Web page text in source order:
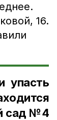
16.
упасть
сад №4